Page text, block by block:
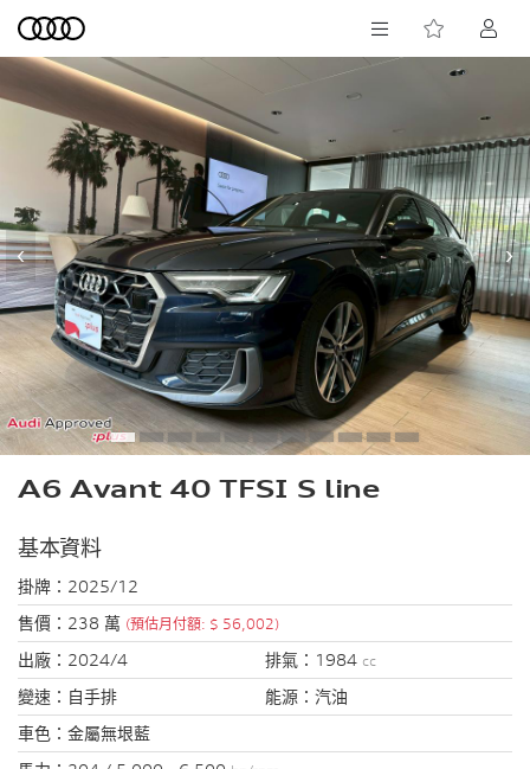
‹ ›
A6 Avant 40 TFSI S line
基本資料
掛牌： 2025/12
售價： 238 萬 (預估月付額: $ 56,002)
出廠： 2024/4 排氣： 1984 cc
變速： 自手排 能源： 汽油
車色： 金屬無垠藍